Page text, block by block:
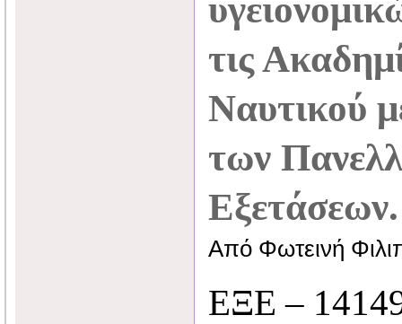
τις
Ναυτικού
των
Εξετάσεων.
Από Φωτεινή
ΕΞΕ –